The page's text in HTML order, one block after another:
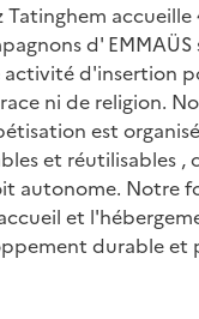
d'
d'insertion
ni de religion.
est
et réutilisables
autonome. Notre
et
durable